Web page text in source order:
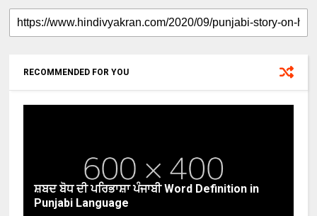
RECOMMENDED FOR YOU
ਸ਼ਬਦ ਬੋਧ ਦੀ ਪਰਿਭਾਸ਼ਾ ਪੰਜਾਬੀ Word Definition in
Punjabi Language